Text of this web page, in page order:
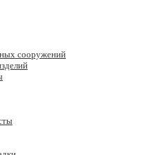
сооружений